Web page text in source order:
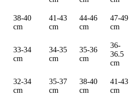
38-40
cm
41-43
cm
44-46
cm
47-49
cm
33-34
cm
34-35
cm
35-36
cm
36-
36.5
cm
32-34
cm
35-37
cm
38-40
cm
41-43
cm